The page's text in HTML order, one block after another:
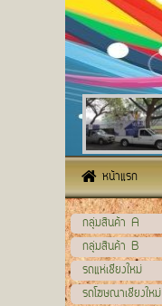
หน้าแรก
กลุ่มสินค้า A
กลุ่มสินค้า B
รถแห่เชียงใหม่
รถโฆษณาเชียงใหม่